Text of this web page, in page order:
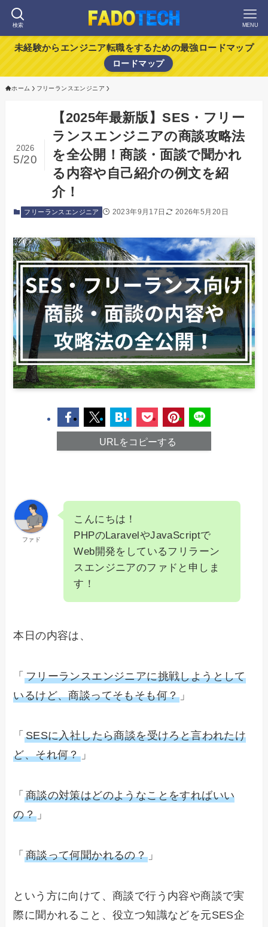
検索 MENU
未経験からエンジニア転職をするための最強ロードマップ
ロードマップ
ホーム フリーランスエンジニア
【2025年最新版】SES・フリー
ランスエンジニアの商談攻略法
を全公開！商談・面談で聞かれ
る内容や自己紹介の例文を紹
介！
2026
5/20
フリーランスエンジニア 2023年9月17日 2026年5月20日
URLをコピーする
ファド
こんにちは！
PHPのLaravelやJavaScriptで
Web開発をしているフリラーン
スエンジニアのファドと申しま
す！
本日の内容は、
「 フリーランスエンジニアに挑戦しようとして
いるけど、商談ってそもそも何？ 」
「 SESに入社したら商談を受けろと言われたけ
ど、それ何？」
「 商談の対策はどのようなことをすればいい
の？ 」
「 商談って何聞かれるの？ 」
という方に向けて、商談で行う内容や商談で実
際に聞かれること、役立つ知識などを元SES企